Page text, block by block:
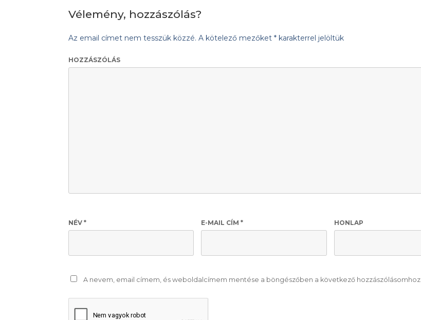
Vélemény, hozzászólás?
Az email címet nem tesszük közzé. A kötelező mezőket * karakterrel jelöltük
HOZZÁSZÓLÁS
NÉV * E-MAIL CÍM* HONLAP
A nevem, email címem, és weboldalcímem mentése a böngészőben a következő hozzászólásomhoz.